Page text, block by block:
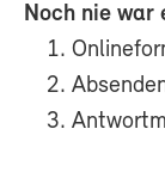
Noch nie war